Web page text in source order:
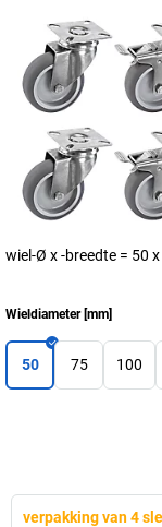
wiel-Ø x -breedte = 50
Wieldiameter[mm]
50 75 100
verpakking van 4